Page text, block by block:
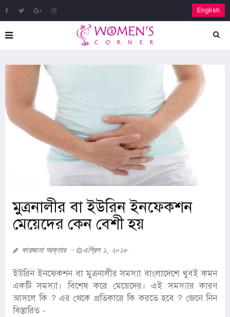
English
মুত্রনালীর বা ইউরিন ইনফেকশন
মেয়েদের কেন বেশী হয়
ফারজানা আক্তার এপ্রিল ১, ২০১৮
ইউরিন ইনফেকশন বা মুত্রনালীর সমস্যা বাংলাদেশে খুবই কমন
একটি সমস্যা। বিশেষ করে মেয়েদের। এই সমস্যার কারণ
আসলে কি ? এর থেকে প্রতিকারে কি করতে হবে ? জেনে নিন
বিস্তারিত -